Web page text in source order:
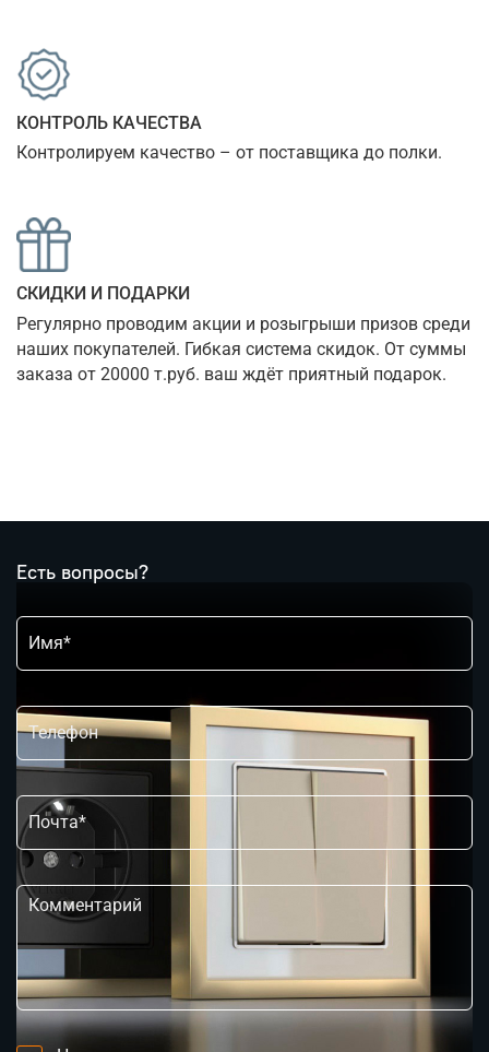
КОНТРОЛЬ КАЧЕСТВА
Контролируем качество – от поставщика до полки.
СКИДКИ И ПОДАРКИ
Регулярно проводим акции и розыгрыши призов среди
наших покупателей. Гибкая система скидок. От суммы
заказа от 20000 т.руб. ваш ждёт приятный подарок.
Есть вопросы?